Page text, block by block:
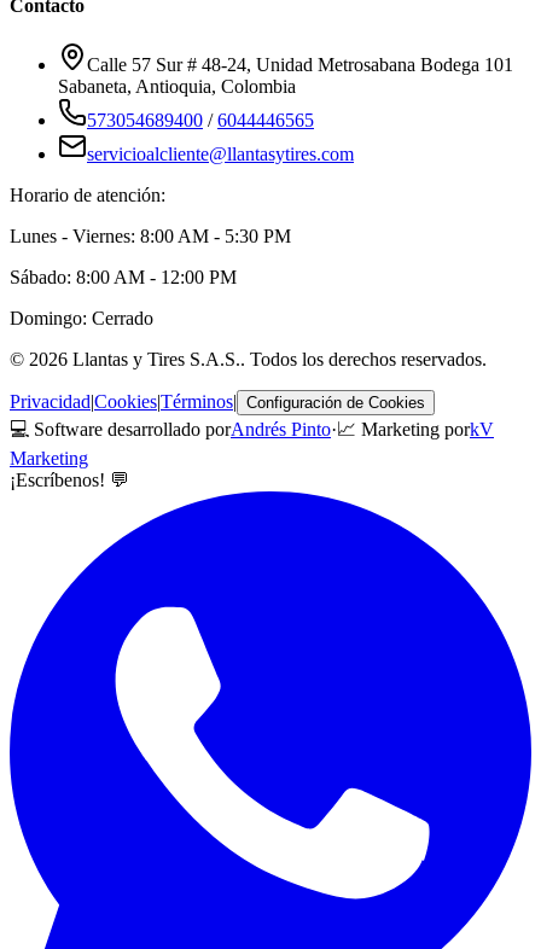
Contacto
Calle 57 Sur # 48-24, Unidad Metrosabana Bodega 101
Sabaneta, Antioquia, Colombia
573054689400 /6044446565
servicioalcliente@llantasytires.com
Horario de atención:
Lunes - Viernes: 8:00 AM - 5:30 PM
Sábado: 8:00 AM - 12:00 PM
Domingo: Cerrado
© 2026 Llantas y Tires S.A.S.. Todos los derechos reservados.
Privacidad|Cookies|Términos| Configuración de Cookies
💻 Software desarrollado porAndrés Pinto·📈 Marketing porkV
Marketing
¡Escríbenos! 💬